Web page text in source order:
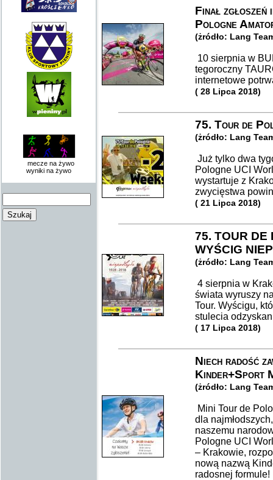
mecze na żywo
wyniki na żywo
Finał
Pologne
(żródło: Lang
10 sierpnia w
tegoroczny
internetowe
( 28 Lipca 2018)
75. Tour de
(żródło: Lang
Już tylko dwa
Pologne UCI
wystartuje z
zwycięstwa
( 21 Lipca 2018)
75. TOUR DE
WYŚCIG
(żródło: Lang
4 sierpnia w
świata wyruszy
Tour. Wyścigu,
stulecia
( 17 Lipca 2018)
Niech radość
Kinder+Sport
(żródło: Lang
Mini Tour de
dla
naszemu
Pologne UCI
– Krakowie,
nową nazwą
radosnej